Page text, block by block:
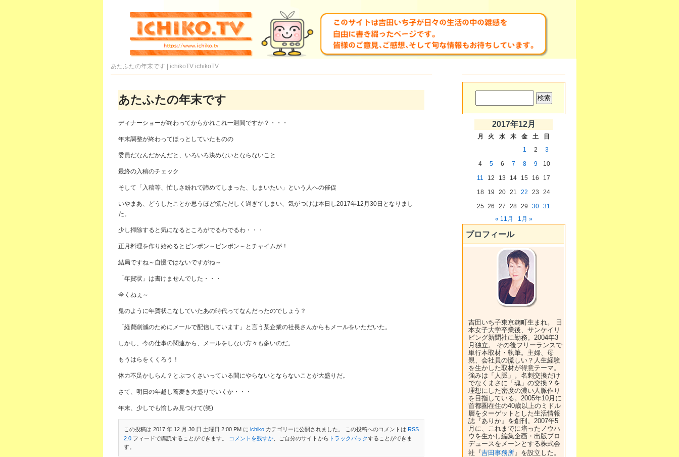
あたふたの年末です | ichikoTV ichikoTV
あたふたの年末です
ディナーショーが終わってからかれこれ一週間ですか？・・・
年末調整が終わってほっとしていたものの
委員だなんだかんだと、いろいろ決めないとならないこと
最終の入稿のチェック
そして「入稿等、忙しさ紛れで諦めてしまった、しまいたい」という人への催促
いやまあ、どうしたことか思うほど慌ただしく過ぎてしまい、気がつけは本日し2017年12月30日となりまし
た。
少し掃除すると気になるところがでるわでるわ・・・
正月料理を作り始めるとピンポン～ピンポン～とチャイムが！
結局ですね～自慢ではないですがね～
「年賀状」は書けませんでした・・・
全くねぇ～
鬼のように年賀状こなしていたあの時代ってなんだったのでしょう？
「経費削減のためにメールで配信しています」と言う某企業の社長さんからもメールをいただいた。
しかし、今の仕事の関連から、メールをしない方々も多いのだ。
もうはらをくくろう！
体力不足かしらん？とぶつくさいっている間にやらないとならないことが大盛りだ。
さて、明日の年越し蕎麦き大盛りでいくか・・・
年末、少しでも愉しみ見つけて(笑)
この投稿は 2017 年 12 月 30 日 土曜日 2:00 PM に ichikoカテゴリーに公開されました。 この投稿へのコメントは RSS
2.0フィードで購読することができます。 コメントを残すか、ご自分のサイトから トラックバックすることができま
す。
2017年12月
月 火 水 木 金 土
日
1
2
3
4
5 6 7 8 9
10
11
12 13 14 15 16
17
18
19 20 21 22 23
24
25 26 27 28 29 30 31
« 11月
1月 »
プロフィール
吉田いち子東京麹町生まれ。 日
本女子大学卒業後、サンケイリ
ビング新聞社に勤務。2004年3
月独立。 その後フリーランスで
単行本取材・執筆。主婦、母
親、会社員の慌しい？人生経験
を生かした取材が得意テーマ。
強みは「人脈」。名刺交換だけ
でなくまさに「魂」の交換？を
理想にした密度の濃い人脈作り
を目指している。2005年10月に
首都圏在住の40歳以上のミドル
層をターゲットとした生活情報
誌『ありか』を創刊。2007年5
月に、これまでに培ったノウハ
ウを生かし編集企画・出版プロ
デュースをメーンとする株式会
社『吉田事務所』を設立した。